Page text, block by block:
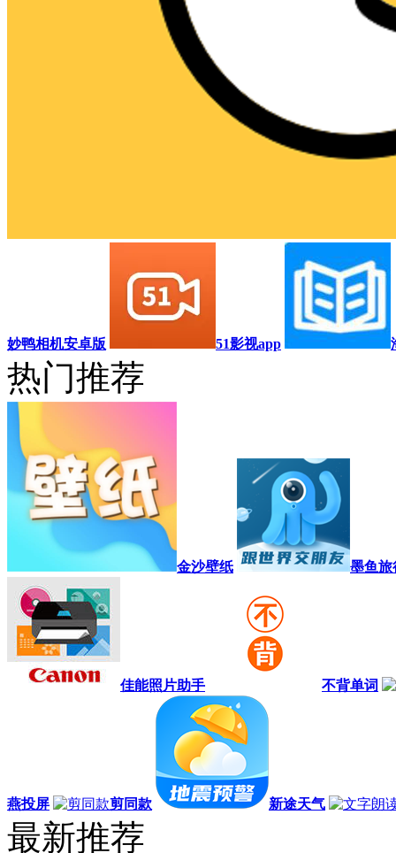
妙鸭相机安卓版 51影视app
热门推荐
金沙壁纸 墨鱼旅
佳能照片助手 不背单词
燕投屏 剪同款 新途天气
最新推荐